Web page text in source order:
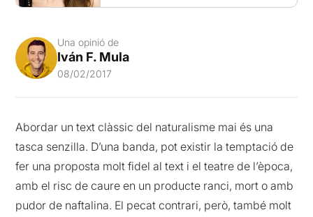
Una opinió de
Iván F. Mula
08/02/2017
Abordar un text clàssic del naturalisme mai és una
tasca senzilla. D’una banda, pot existir la temptació de
fer una proposta molt fidel al text i el teatre de l’època,
amb el risc de caure en un producte ranci, mort o amb
pudor de naftalina. El pecat contrari, però, també molt